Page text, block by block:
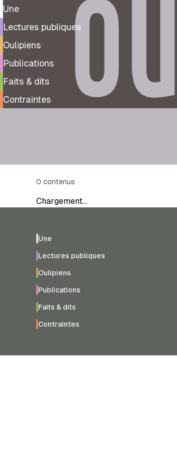
Une
Lectures publiques
Oulipiens
Publications
Faits & dits
Contraintes
0 contenus
Chargement…
Une
Lectures publiques
Oulipiens
Publications
Faits & dits
Contraintes